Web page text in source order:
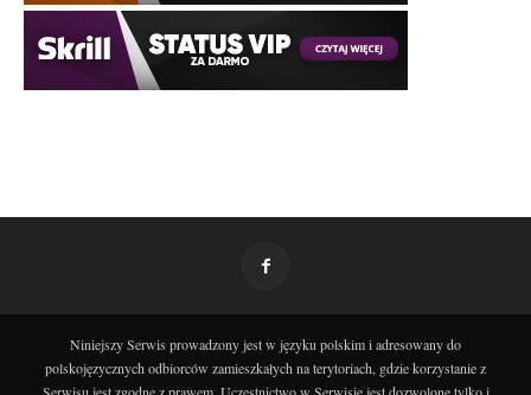
Niniejszy Serwis prowadzony jest w języku polskim i adresowany do
polskojęzycznych odbiorców zamieszkałych na terytoriach, gdzie korzystanie z
Serwisu jest zgodne z prawem. Uczestnictwo w Serwisie jest dozwolone tylko i